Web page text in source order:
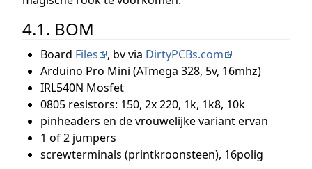
4.1. BOM
Board Files , bv via DirtyPCBs.com
Arduino Pro Mini (ATmega 328, 5v, 16mhz)
IRL540N Mosfet
0805 resistors: 150, 2x 220, 1k, 1k8, 10k
pinheaders en de vrouwelijke variant ervan
1 of 2 jumpers
screwterminals (printkroonsteen), 16polig